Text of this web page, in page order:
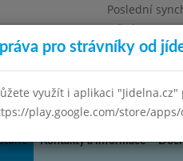
Poslední
Středa
- Barrandov, Lohniského
Kontakty a informace
pro strávníky od
využít i aplikaci
play.google.com/store/